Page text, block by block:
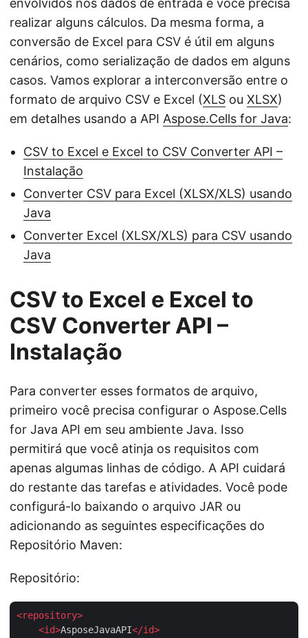
envolvidos nos dados de entrada e você precisa
realizar alguns cálculos. Da mesma forma, a
conversão de Excel para CSV é útil em alguns
cenários, como serialização de dados em alguns
casos. Vamos explorar a interconversão entre o
formato de arquivo CSV e Excel (XLS ou XLSX)
em detalhes usando a API Aspose.Cells for Java:
CSV to Excel e Excel to CSV Converter API –
Instalação
Converter CSV para Excel (XLSX/XLS) usando
Java
Converter Excel (XLSX/XLS) para CSV usando
Java
CSV to Excel e Excel to
CSV Converter API –
Instalação
Para converter esses formatos de arquivo,
primeiro você precisa configurar o Aspose.Cells
for Java API em seu ambiente Java. Isso
permitirá que você atinja os requisitos com
apenas algumas linhas de código. A API cuidará
do restante das tarefas e atividades. Você pode
configurá-lo baixando o arquivo JAR ou
adicionando as seguintes especificações do
Repositório Maven:
Repositório:
<repository>
<id>AsposeJavaAPI</id>